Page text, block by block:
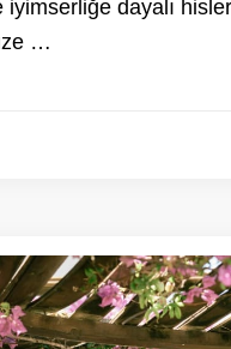
iyimserliğe dayalı
…